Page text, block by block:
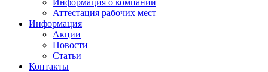
Информация о компании
Аттестация рабочих мест
Информация
Акции
Новости
Статьи
Контакты